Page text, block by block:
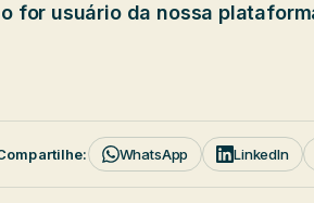
for usuário da nossa
WhatsApp LinkedIn